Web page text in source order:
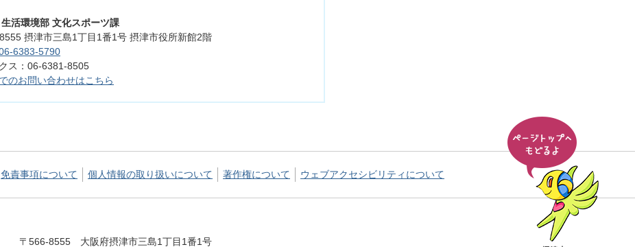
活環境部 文化スポーツ課
摂津市三島1丁目1番1号 摂津市役所新館2階
6383-5790
ス：06-6381-8505
のお問い合わせはこちら
免責事項について 個人情報の取り扱いについて 著作権について ウェブアクセシビリティについて
〒566-8555 大阪府摂津市三島1丁目1番1号